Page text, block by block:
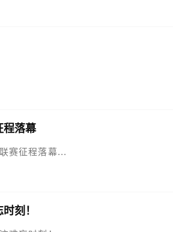
程落幕
赛征程落幕...
刻！